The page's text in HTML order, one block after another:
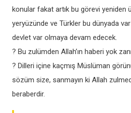
konular fakat artık bu görevi yeniden
yeryüzünde ve Türkler bu dünyada
devlet var olmaya devam edecek.
? Bu zulümden Allah’ın haberi yok
? Dilleri içine kaçmış Müslüman
sözüm size, sanmayın ki Allah
beraberdir.